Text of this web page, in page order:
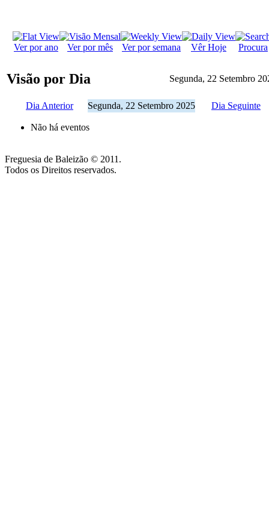
Ver por ano Ver por mês Ver por semana Vêr Hoje Procura
Visão por Dia Segunda, 22 Setembro
Dia Anterior Segunda, 22 Setembro 2025 Dia Seguinte
Não há eventos
Freguesia de Baleizão © 2011.
Todos os Direitos reservados.